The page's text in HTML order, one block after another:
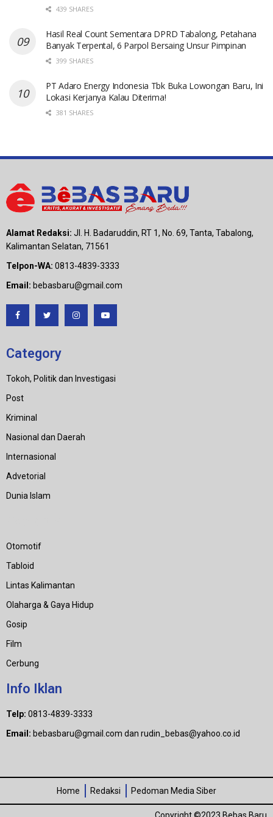
439 SHARES
Hasil Real Count Sementara DPRD Tabalong, Petahana
Banyak Terpental, 6 Parpol Bersaing Unsur Pimpinan
399 SHARES
PT Adaro Energy Indonesia Tbk Buka Lowongan Baru, Ini
Lokasi Kerjanya Kalau Diterima!
381 SHARES
Alamat Redaksi: Jl. H. Badaruddin, RT 1, No. 69, Tanta, Tabalong,
Kalimantan Selatan, 71561
Telpon-WA: 0813-4839-3333
Email: bebasbaru@gmail.com
Category
Tokoh, Politik dan Investigasi
Post
Kriminal
Nasional dan Daerah
Internasional
Advetorial
Dunia Islam
Otomotif
Tabloid
Lintas Kalimantan
Olaharga & Gaya Hidup
Gosip
Film
Cerbung
Info Iklan
Telp: 0813-4839-3333
Email: bebasbaru@gmail.com dan rudin_bebas@yahoo.co.id
Home Redaksi Pedoman Media Siber